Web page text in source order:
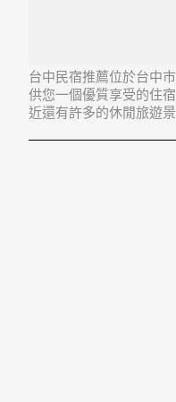
台中民宿推薦位於台中
供您一個優質享受的住
近還有許多的休閒旅遊